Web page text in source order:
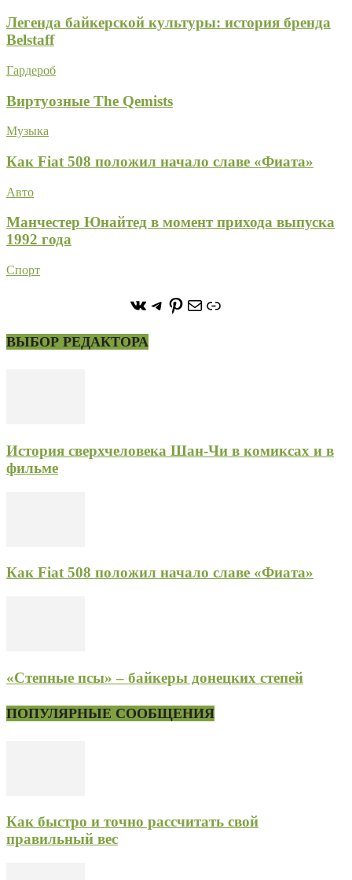
Легенда байкерской культуры: история бренда
Belstaff
Гардероб
Виртуозные The Qemists
Музыка
Как Fiat 508 положил начало славе «Фиата»
Авто
Манчестер Юнайтед в момент прихода выпуска
1992 года
Спорт
https://vk.com/
https://t.me/stoneforest
https://
ПочтаСсылка
ВЫБОР РЕДАКТОРА
История сверхчеловека Шан-Чи в комиксах и в
фильме
Как Fiat 508 положил начало славе «Фиата»
«Степные псы» – байкеры донецких степей
ПОПУЛЯРНЫЕ СООБЩЕНИЯ
Как быстро и точно рассчитать свой
правильный вес